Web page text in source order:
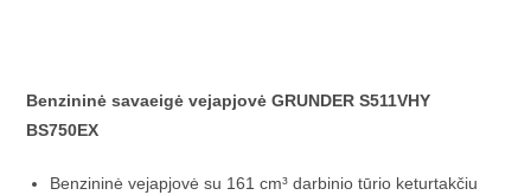
Benzininė savaeigė vejapjovė GRUNDER S511VHY
BS750EX
Benzininė vejapjovė su 161 cm³ darbinio tūrio keturtakčiu